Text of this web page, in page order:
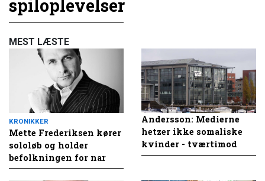
spiloplevelser
MEST LÆSTE
KRONIKKER
Mette Frederiksen kører
sololøb og holder
befolkningen for nar
Andersson: Medierne
hetzer ikke somaliske
kvinder - tværtimod